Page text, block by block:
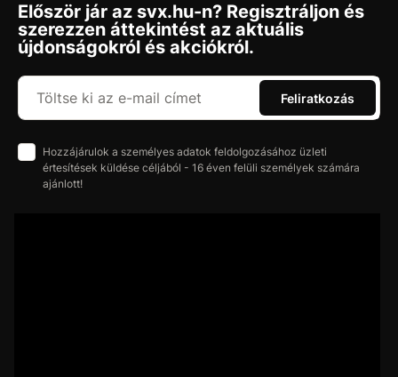
Először jár az svx.hu-n? Regisztráljon és
szerezzen áttekintést az aktuális
újdonságokról és akciókról.
Feliratkozás
Hozzájárulok a személyes adatok feldolgozásához üzleti
értesítések küldése céljából - 16 éven felüli személyek számára
ajánlott!